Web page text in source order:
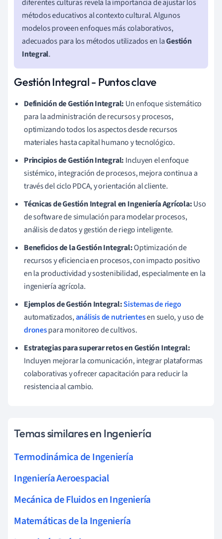
diferentes culturas revela la importancia de ajustar los
métodos educativos al contexto cultural. Algunos
modelos proveen enfoques más colaborativos,
adecuados para los métodos utilizados en laGestión
Integral.
Gestión Integral - Puntos clave
Definición de Gestión Integral: Un enfoque sistemático
para la administración de recursos y procesos,
optimizando todos los aspectos desde recursos
materiales hasta capital humano y tecnológico.
Principios de Gestión Integral: Incluyen el enfoque
sistémico, integración de procesos, mejora continua a
través del ciclo PDCA, y orientación al cliente.
Técnicas de Gestión Integral en Ingeniería Agrícola:Uso
de software de simulación para modelar procesos,
análisis de datos y gestión de riego inteligente.
Beneficios de la Gestión Integral:Optimización de
recursos y eficiencia en procesos, con impacto positivo
en la productividad y sostenibilidad, especialmente en la
ingeniería agrícola.
Ejemplos de Gestión Integral:Sistemas de riego
automatizados,análisis de nutrientesen suelo, y uso de
dronespara monitoreo de cultivos.
Estrategias para superar retos en Gestión Integral:
Incluyen mejorar la comunicación, integrar plataformas
colaborativas y ofrecer capacitación para reducir la
resistencia al cambio.
Temas similares en Ingeniería
Termodinámica de Ingeniería
Ingeniería Aeroespacial
Mecánica de Fluidos en Ingeniería
Matemáticas de la Ingeniería